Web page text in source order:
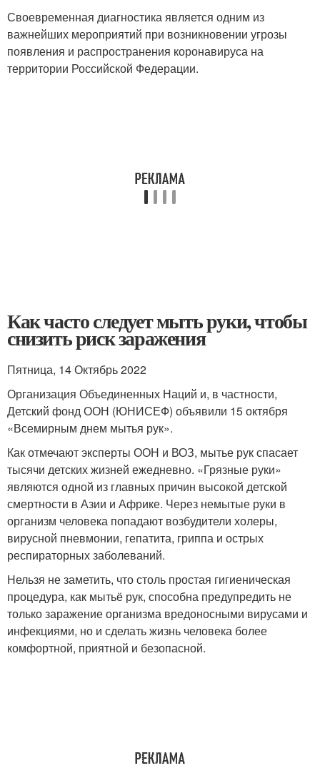
Своевременная диагностика является одним из
важнейших мероприятий при возникновении угрозы
появления и распространения коронавируса на
территории Российской Федерации.
Как часто следует мыть руки, чтобы
снизить риск заражения
Пятница, 14 Октябрь 2022
Организация Объединенных Наций и, в частности,
Детский фонд ООН (ЮНИСЕФ) объявили 15 октября
«Всемирным днем мытья рук».
Как отмечают эксперты ООН и ВОЗ, мытье рук спасает
тысячи детских жизней ежедневно. «Грязные руки»
являются одной из главных причин высокой детской
смертности в Азии и Африке. Через немытые руки в
организм человека попадают возбудители холеры,
вирусной пневмонии, гепатита, гриппа и острых
респираторных заболеваний.
Нельзя не заметить, что столь простая гигиеническая
процедура, как мытьё рук, способна предупредить не
только заражение организма вредоносными вирусами и
инфекциями, но и сделать жизнь человека более
комфортной, приятной и безопасной.